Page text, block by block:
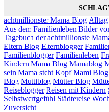
achtmillionster Mama Blog Alltag
Aus dem Familienleben Bilder
Tagebuch der achtmillionste
Eltern Blog Elternblogger
Familienblogger Familienleben
Kindern Mama Blog Mamablog
sein Mama steht Kopf Mami Blog
Blog Muttiblog Mütter Blog
Reiseblogger Reisen mit Kindern
Selbstwertgefühl Städtereise
Zuversicht